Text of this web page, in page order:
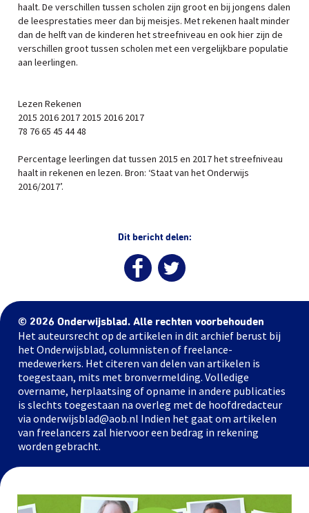
haalt. De verschillen tussen scholen zijn groot en bij jongens dalen
de leesprestaties meer dan bij meisjes. Met rekenen haalt minder
dan de helft van de kinderen het streefniveau en ook hier zijn de
verschillen groot tussen scholen met een vergelijkbare populatie
aan leerlingen.
Lezen Rekenen
2015 2016 2017 2015 2016 2017
78 76 65 45 44 48
Percentage leerlingen dat tussen 2015 en 2017 het streefniveau
haalt in rekenen en lezen. Bron: ‘Staat van het Onderwijs
2016/2017’.
Dit bericht delen:
© 2026 Onderwijsblad. Alle rechten voorbehouden
Het auteursrecht op de artikelen in dit archief berust bij
het Onderwijsblad, columnisten of freelance-
medewerkers. Het citeren van delen van artikelen is
toegestaan, mits met bronvermelding. Volledige
overname, herplaatsing of opname in andere publicaties
is slechts toegestaan na overleg met de hoofdredacteur
via onderwijsblad@aob.nl Indien het gaat om artikelen
van freelancers zal hiervoor een bedrag in rekening
worden gebracht.